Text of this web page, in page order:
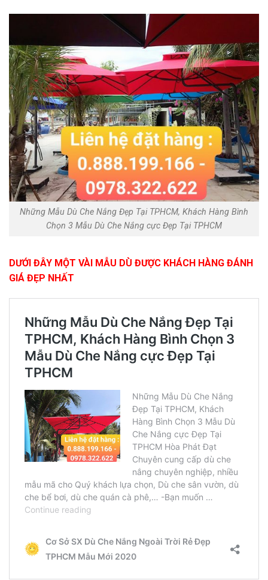
Những Mẫu Dù Che Nắng Đẹp Tại TPHCM, Khách Hàng Bình
Chọn 3 Mẫu Dù Che Nắng cực Đẹp Tại TPHCM
DƯỚI ĐÂY MỘT VÀI MẪU DÙ ĐƯỢC KHÁCH HÀNG ĐÁNH
GIÁ ĐẸP NHẤT